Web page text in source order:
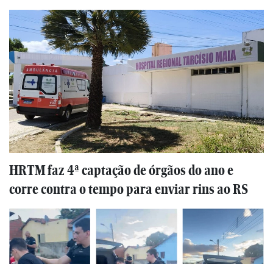
HRTM faz 4ª captação de órgãos do ano e
corre contra o tempo para enviar rins ao RS